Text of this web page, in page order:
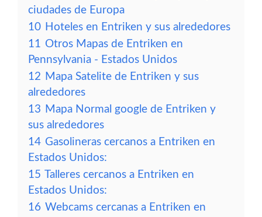
ciudades de Europa
10 Hoteles en Entriken y sus alrededores
11 Otros Mapas de Entriken en
Pennsylvania - Estados Unidos
12 Mapa Satelite de Entriken y sus
alrededores
13 Mapa Normal google de Entriken y
sus alrededores
14 Gasolineras cercanos a Entriken en
Estados Unidos:
15 Talleres cercanos a Entriken en
Estados Unidos:
16 Webcams cercanas a Entriken en